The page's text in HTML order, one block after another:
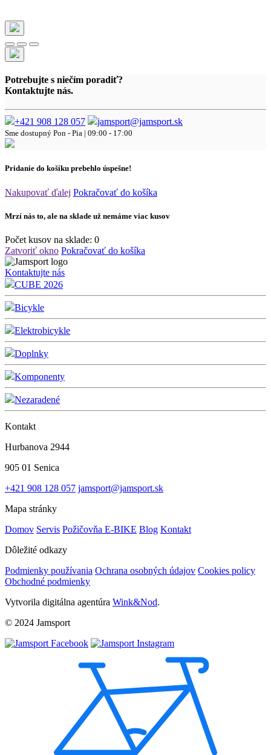
Potrebujte s niečím poradiť?
Kontaktujte nás.
+421 908 128 057 jamsport@jamsport.sk
Sme dostupný Pon - Pia | 09:00 - 17:00
Pridanie do košíku prebehlo úspešne!
Nakupovať ďalej Pokračovať do košíka
Mrzí nás to, ale na sklade už nemáme viac kusov
Počet kusov na sklade: 0
Zatvoriť okno Pokračovať do košíka
Kontaktujte nás
CUBE 2026
Bicykle
Elektrobicykle
Doplnky
Komponenty
Nezaradené
Kontakt
Hurbanova 2944
905 01 Senica
+421 908 128 057 jamsport@jamsport.sk
Mapa stránky
Domov Servis Požičovňa E-BIKE Blog Kontakt
Dôležité odkazy
Podmienky používania Ochrana osobných údajov Cookies policy
Obchodné podmienky
Vytvorila digitálna agentúra Wink&Nod.
© 2024 Jamsport